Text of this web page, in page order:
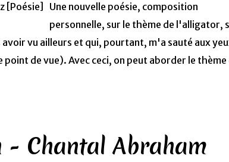
Une nouvelle poésie, composition
personnelle, sur le thème de l'alligator,
avoir vu ailleurs et qui, pourtant, m'a sauté aux
point de vue). Avec ceci, on peut aborder le thème
- Chantal Abraham